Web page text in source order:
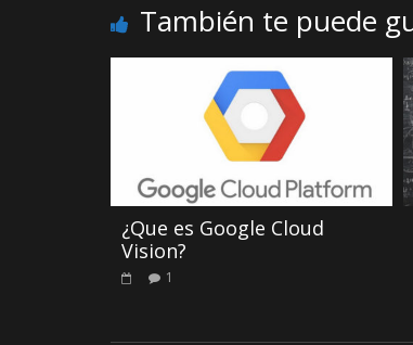
También te puede
¿Que es Google Cloud
Vision?
1